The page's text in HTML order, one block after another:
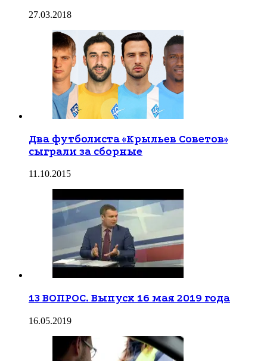
27.03.2018
Два футболиста «Крыльев Советов»
сыграли за сборные
11.10.2015
13 ВОПРОС. Выпуск 16 мая 2019 года
16.05.2019